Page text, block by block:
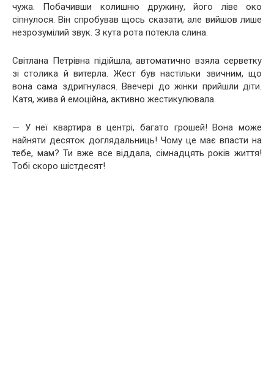
чужа. Побачивши колишню дружину, його ліве око
сіпнулося. Він спробував щось сказати, але вийшов лише
незрозумілий звук. З кута рота потекла слина.
Світлана Петрівна підійшла, автоматично взяла серветку
зі столика й витерла. Жест був настільки звичним, що
вона сама здригнулася. Ввечері до жінки прийшли діти.
Катя, жива й емоційна, активно жестикулювала.
— У неї квартира в центрі, багато грошей! Вона може
найняти десяток доглядальниць! Чому це має впасти на
тебе, мам? Ти вже все віддала, сімнадцять років життя!
Тобі скоро шістдесят!